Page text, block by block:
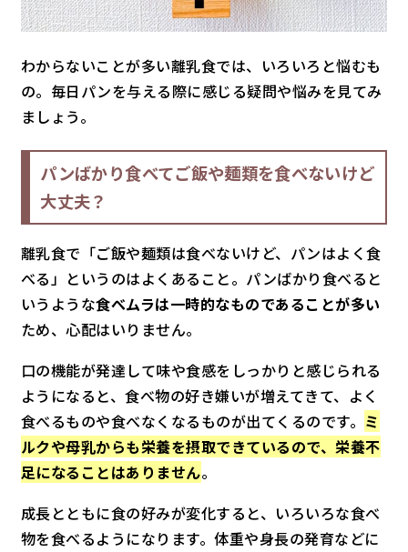
わからないことが多い離乳食では、いろいろと悩むも
の。毎日パンを与える際に感じる疑問や悩みを見てみ
ましょう。
パンばかり食べてご飯や麺類を食べないけど
大丈夫？
離乳食で「ご飯や麺類は食べないけど、パンはよく食
べる」というのはよくあること。パンばかり食べると
いうような食べムラは一時的なものであることが多い
ため、心配はいりません。
口の機能が発達して味や食感をしっかりと感じられる
ようになると、食べ物の好き嫌いが増えてきて、よく
食べるものや食べなくなるものが出てくるのです。 ミ
ルクや母乳からも栄養を摂取できているので、栄養不
足になることはありません。
成長とともに食の好みが変化すると、いろいろな食べ
物を食べるようになります。体重や身長の発育などに